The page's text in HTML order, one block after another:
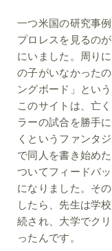
一つ米国の研究事
プロレスを見るの
にいました。周り
の子がいなかった
ングボード」とい
このサイトは、亡
ラーの試合を勝手
くというファンタ
で同人を書き始め
ついてフィードバ
になりました。そ
したら、先生は学
続され、大学でク
ったんです。